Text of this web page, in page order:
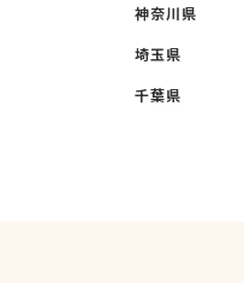
神奈川県
埼玉県
千葉県